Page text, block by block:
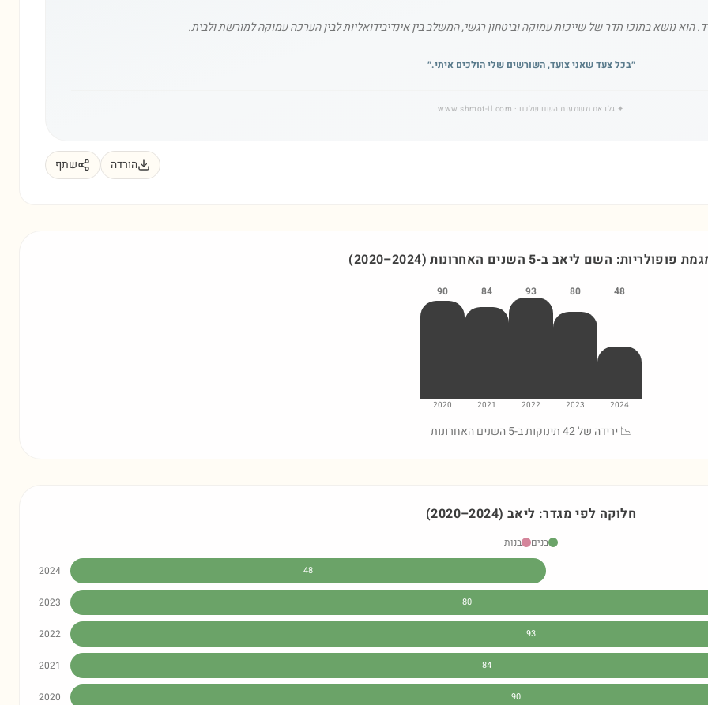
הוא נושא בתוכו תדר של שייכות עמוקה וביטחון רגשי, המשלב בין אינדיבידואליות לבין הערכה עמוקה למורשת ולבית.
״בכל צעד שאני צועד, השורשים שלי הולכים איתי.״
✦ גלו את משמעות השם שלכם · www.shmot-il.com
הורדה שתף
פופולריות: השם ליאב ב-5 השנים האחרונות (2020–2024)
48
2024
80
2023
93
2022
84
2021
90
2020
📉 ירידה של 42 תינוקות ב-5 השנים האחרונות
חלוקה לפי מגדר: ליאב (2020–2024)
בנים
בנות
2024
48
2023 80
2022 93
2021 84
2020 90